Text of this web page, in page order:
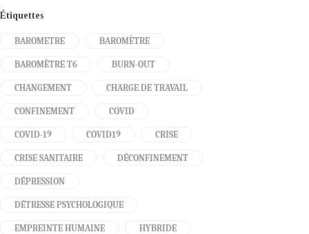
Étiquettes
BAROMETRE BAROMÈTRE
BAROMÈTRE T6 BURN-OUT
CHANGEMENT CHARGE DE TRAVAIL
CONFINEMENT COVID
COVID-19 COVID19 CRISE
CRISE SANITAIRE DÉCONFINEMENT
DÉPRESSION
DÉTRESSE PSYCHOLOGIQUE
EMPREINTE HUMAINE HYBRIDE